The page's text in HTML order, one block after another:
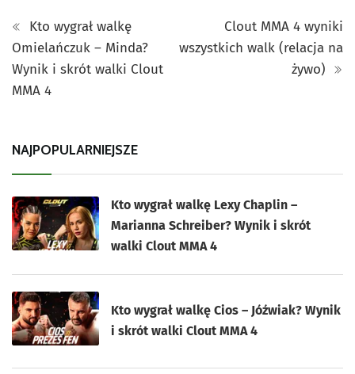
Kto wygrał walkę
Omielańczuk – Minda?
Wynik i skrót walki Clout
MMA 4
Clout MMA 4 wyniki
wszystkich walk (relacja na
żywo)
NAJPOPULARNIEJSZE
Kto wygrał walkę Lexy Chaplin –
Marianna Schreiber? Wynik i skrót
walki Clout MMA 4
Kto wygrał walkę Cios – Jóźwiak? Wynik
i skrót walki Clout MMA 4